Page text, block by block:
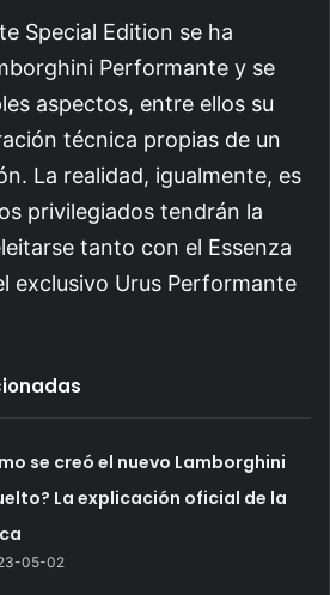
Special Edition se ha
Performante y se
aspectos, entre ellos su
técnica propias de un
La realidad, igualmente, es
privilegiados tendrán la
tanto con el Essenza
exclusivo Urus Performante
se creó el nuevo Lamborghini
La explicación oficial de la
05-02